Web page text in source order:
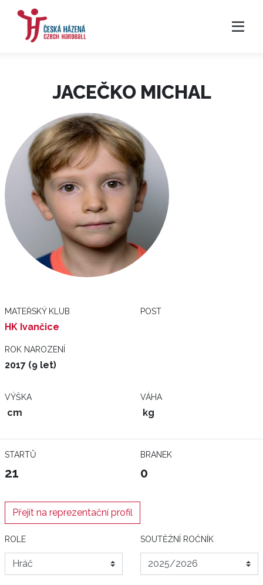
JACEČKO MICHAL
MATEŘSKÝ KLUB
HK Ivančice
POST
ROK NAROZENÍ
2017 (9 let)
VÝŠKA
cm
VÁHA
kg
STARTŮ
21
BRANEK
0
Přejít na reprezentační profil
ROLE SOUTĚŽNÍ ROČNÍK